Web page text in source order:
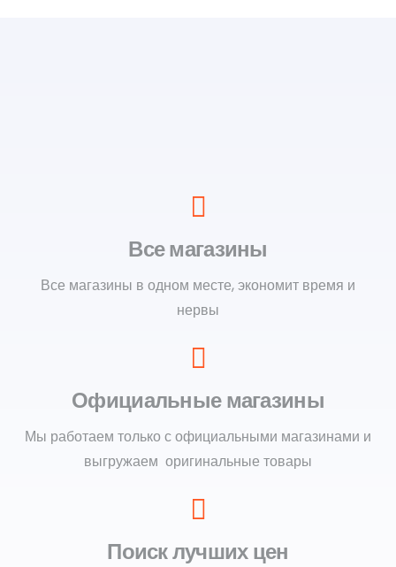
Все магазины
Все магазины в одном месте, экономит время и
нервы
Официальные магазины
Мы работаем только с официальными магазинами и
выгружаем оригинальные товары
Поиск лучших цен